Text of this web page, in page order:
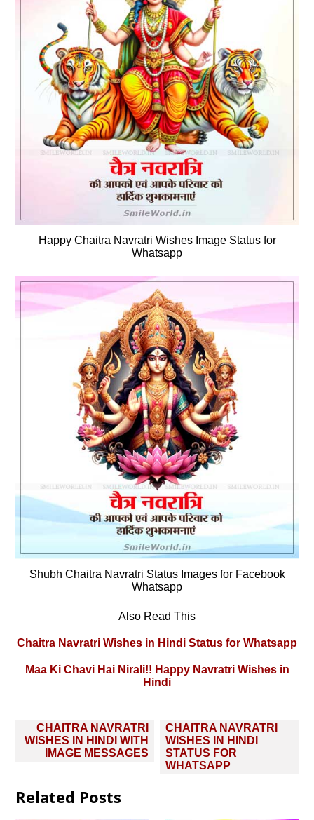
Happy Chaitra Navratri Wishes Image Status for
Whatsapp
Shubh Chaitra Navratri Status Images for Facebook
Whatsapp
Also Read This
Chaitra Navratri Wishes in Hindi Status for Whatsapp
Maa Ki Chavi Hai Nirali!! Happy Navratri Wishes in
Hindi
Post
navigation
CHAITRA NAVRATRI
WISHES IN HINDI WITH
IMAGE MESSAGES
CHAITRA NAVRATRI
WISHES IN HINDI
STATUS FOR
WHATSAPP
Related Posts